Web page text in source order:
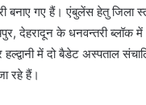
बनाए गए हैं। एंबुलेंस हेतु जिला
देहरादून के धनवन्तरी
में दो बैडेट अस्पताल
रहे हैं।